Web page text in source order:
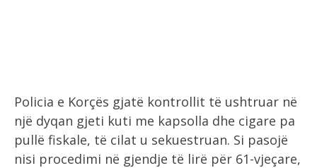
Policia e Korçës gjatë kontrollit të ushtruar në
një dyqan gjeti kuti me kapsolla dhe cigare pa
pullë fiskale, të cilat u sekuestruan. Si pasojë
nisi procedimi në gjendje të lirë për 61-vjeçare,